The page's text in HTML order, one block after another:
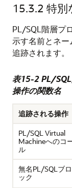
15.3.2 特別
PL/SQL階層プ
示す名前とネ
追跡されます。
表15-2 PL/SQL
操作の関数名
追跡される操作
PL/SQL Virtual
Machineへのコ
ル
無名PL/SQLブロ
ック